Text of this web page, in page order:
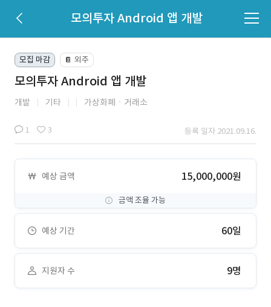
모의투자 Android 앱 개발
모집 마감 📔 외주
모의투자 Android 앱 개발
개발 기타 가상화폐ㆍ거래소
1 3 등록 일자 2021.09.16.
예상 금액 15,000,000원
금액 조율 가능
예상 기간 60일
지원자 수 9명